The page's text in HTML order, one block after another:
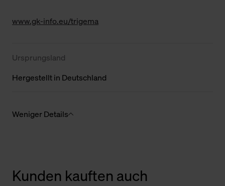
www.gk-info.eu/trigema
Ursprungsland
Hergestellt in Deutschland
Weniger Details
Kunden kauften auch